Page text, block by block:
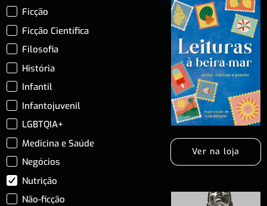
Ficção
Ficção Científica
Filosofia
História
Infantil
Infantojuvenil
LGBTQIA+
Medicina e Saúde
Negócios
Nutrição
Não-ficção
Ver na loja